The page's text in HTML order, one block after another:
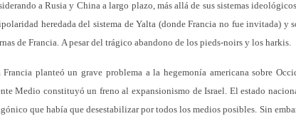
a Rusia y China a largo plazo, más allá de sus sistemas
heredada del sistema de Yalta (donde Francia no fue invitada)
de Francia. A pesar del trágico abandono de los pieds-noirs y los harkis.
Francia planteó un grave problema a la hegemonía americana sobre
Medio constituyó un freno al expansionismo de Israel. El estado
que había que desestabilizar por todos los medios posibles. Sin